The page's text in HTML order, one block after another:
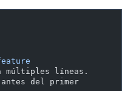
múltiples líneas.